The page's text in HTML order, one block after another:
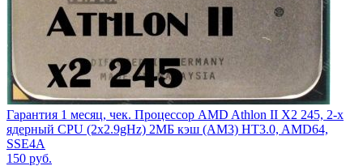
Гарантия 1 месяц, чек. Процессор AMD Athlon II X2 245, 2-х
ядерный CPU (2x2.9gHz) 2МБ кэш (AM3) HT3.0, AMD64,
SSE4A
150 руб.